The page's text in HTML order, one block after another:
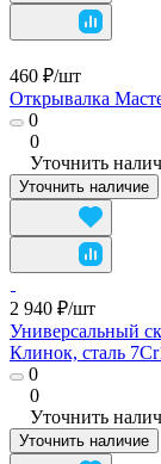
460 ₽/шт
Открывалка
0
0
Уточнить
Уточнить наличие
2 940 ₽/шт
Универсальный
Клинок, сталь
0
0
Уточнить
Уточнить наличие